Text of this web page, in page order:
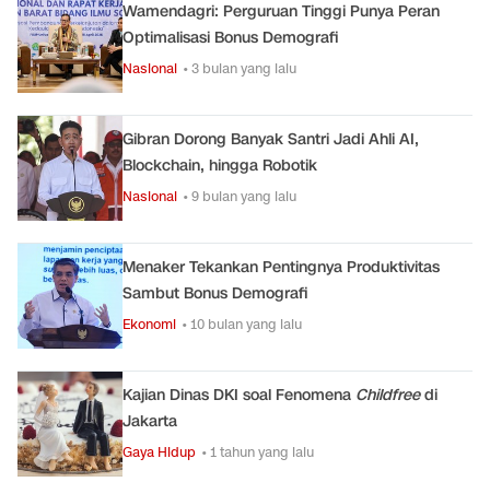
Wamendagri: Perguruan Tinggi Punya Peran
Optimalisasi Bonus Demografi
Nasional • 3 bulan yang lalu
Gibran Dorong Banyak Santri Jadi Ahli AI,
Blockchain, hingga Robotik
Nasional • 9 bulan yang lalu
Menaker Tekankan Pentingnya Produktivitas
Sambut Bonus Demografi
Ekonomi • 10 bulan yang lalu
Kajian Dinas DKI soal Fenomena Childfreedi
Jakarta
Gaya Hidup • 1 tahun yang lalu